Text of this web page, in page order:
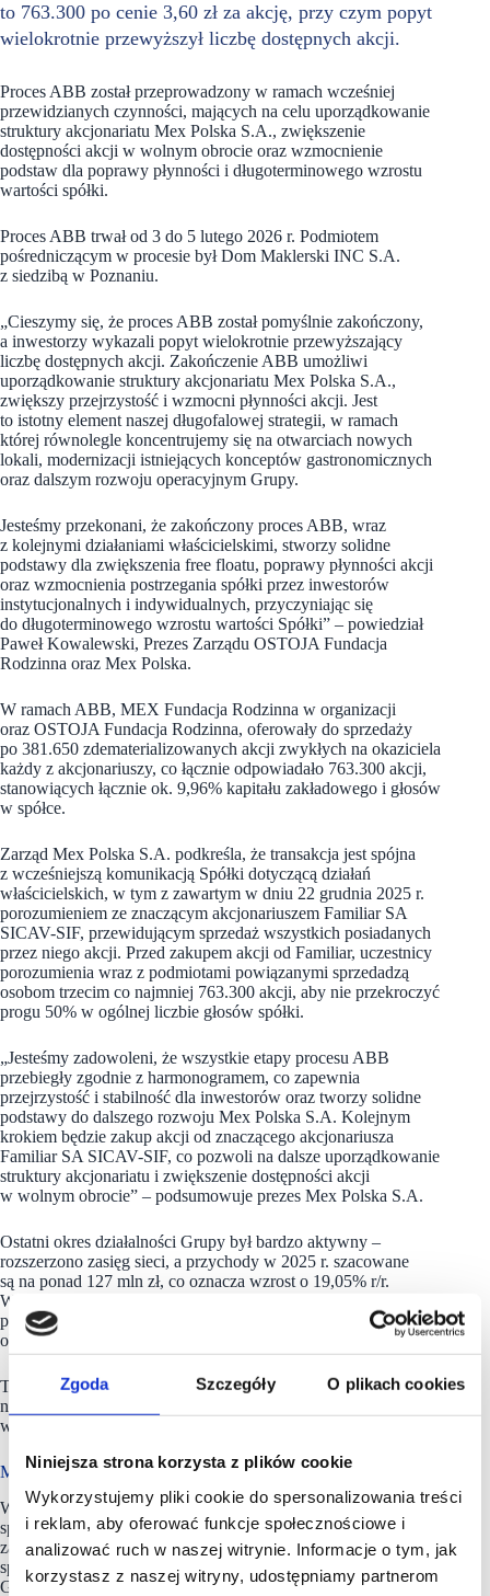
Zgoda Szczegóły O plikach cookies
Niniejsza strona korzysta z plików cookie
Wykorzystujemy pliki cookie do spersonalizowania treści
i reklam, aby oferować funkcje społecznościowe i
analizować ruch w naszej witrynie. Informacje o tym, jak
korzystasz z naszej witryny, udostępniamy partnerom
to 763.300 po cenie 3,60 zł za akcję, przy czym popyt
wielokrotnie przewyższył liczbę dostępnych akcji.
Proces ABB został przeprowadzony w ramach wcześniej
przewidzianych czynności, mających na celu uporządkowanie
struktury akcjonariatu Mex Polska S.A., zwiększenie
dostępności akcji w wolnym obrocie oraz wzmocnienie
podstaw dla poprawy płynności i długoterminowego wzrostu
wartości spółki.
Proces ABB trwał od 3 do 5 lutego 2026 r. Podmiotem
pośredniczącym w procesie był Dom Maklerski INC S.A.
z siedzibą w Poznaniu.
„Cieszymy się, że proces ABB został pomyślnie zakończony,
a inwestorzy wykazali popyt wielokrotnie przewyższający
liczbę dostępnych akcji. Zakończenie ABB umożliwi
uporządkowanie struktury akcjonariatu Mex Polska S.A.,
zwiększy przejrzystość i wzmocni płynności akcji. Jest
to istotny element naszej długofalowej strategii, w ramach
której równolegle koncentrujemy się na otwarciach nowych
lokali, modernizacji istniejących konceptów gastronomicznych
oraz dalszym rozwoju operacyjnym Grupy.
Jesteśmy przekonani, że zakończony proces ABB, wraz
z kolejnymi działaniami właścicielskimi, stworzy solidne
podstawy dla zwiększenia free floatu, poprawy płynności akcji
oraz wzmocnienia postrzegania spółki przez inwestorów
instytucjonalnych i indywidualnych, przyczyniając się
do długoterminowego wzrostu wartości Spółki” – powiedział
Paweł Kowalewski, Prezes Zarządu OSTOJA Fundacja
Rodzinna oraz Mex Polska.
W ramach ABB, MEX Fundacja Rodzinna w organizacji
oraz OSTOJA Fundacja Rodzinna, oferowały do sprzedaży
po 381.650 zdematerializowanych akcji zwykłych na okaziciela
każdy z akcjonariuszy, co łącznie odpowiadało 763.300 akcji,
stanowiących łącznie ok. 9,96% kapitału zakładowego i głosów
w spółce.
Zarząd Mex Polska S.A. podkreśla, że transakcja jest spójna
z wcześniejszą komunikacją Spółki dotyczącą działań
właścicielskich, w tym z zawartym w dniu 22 grudnia 2025 r.
porozumieniem ze znaczącym akcjonariuszem Familiar SA
SICAV-SIF, przewidującym sprzedaż wszystkich posiadanych
przez niego akcji. Przed zakupem akcji od Familiar, uczestnicy
porozumienia wraz z podmiotami powiązanymi sprzedadzą
osobom trzecim co najmniej 763.300 akcji, aby nie przekroczyć
progu 50% w ogólnej liczbie głosów spółki.
„Jesteśmy zadowoleni, że wszystkie etapy procesu ABB
przebiegły zgodnie z harmonogramem, co zapewnia
przejrzystość i stabilność dla inwestorów oraz tworzy solidne
podstawy do dalszego rozwoju Mex Polska S.A. Kolejnym
krokiem będzie zakup akcji od znaczącego akcjonariusza
Familiar SA SICAV-SIF, co pozwoli na dalsze uporządkowanie
struktury akcjonariatu i zwiększenie dostępności akcji
w wolnym obrocie” – podsumowuje prezes Mex Polska S.A.
Ostatni okres działalności Grupy był bardzo aktywny –
rozszerzono zasięg sieci, a przychody w 2025 r. szacowane
są na ponad 127 mln zł, co oznacza wzrost o 19,05% r/r.
W listopadzie 2025 r. Zarząd uchwalił politykę dywidendową,
przewidującą wypłatę co najmniej 30% zysku netto za dany rok
obrotowy, począwszy od wyniku za 2025 r.
Tempo ekspansji sieci utrzymuje się na poziomie co najmniej 6
nowych lokali rocznie, a pierwszym otwarciem Grupy
w 2026 r. był kolejny lokal Chicas & Gorillas we Wrocławiu.
Mex Polska ma w portfolio 60 lokali
W skład Grupy KapitałowejMex Polskawchodzi kilkadziesiąt
spółek powiązanych organizacyjnie i kapitałowo. Grupa
zarządza ponad 60 lokalami gastronomicznymi. Od 2012 roku
spółka
Mex Polska
S.A. jest notowana na Głównym Rynku
Giełdy Papierów Wartościowych (GPW) w Warszawie.